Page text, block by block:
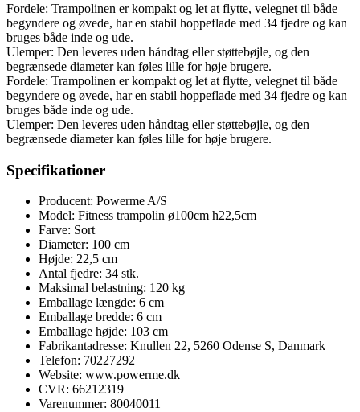
Fordele: Trampolinen er kompakt og let at flytte, velegnet til både
begyndere og øvede, har en stabil hoppeflade med 34 fjedre og kan
bruges både inde og ude.
Ulemper: Den leveres uden håndtag eller støttebøjle, og den
begrænsede diameter kan føles lille for høje brugere.
Fordele: Trampolinen er kompakt og let at flytte, velegnet til både
begyndere og øvede, har en stabil hoppeflade med 34 fjedre og kan
bruges både inde og ude.
Ulemper: Den leveres uden håndtag eller støttebøjle, og den
begrænsede diameter kan føles lille for høje brugere.
Specifikationer
Producent: Powerme A/S
Model: Fitness trampolin ø100cm h22,5cm
Farve: Sort
Diameter: 100 cm
Højde: 22,5 cm
Antal fjedre: 34 stk.
Maksimal belastning: 120 kg
Emballage længde: 6 cm
Emballage bredde: 6 cm
Emballage højde: 103 cm
Fabrikantadresse: Knullen 22, 5260 Odense S, Danmark
Telefon: 70227292
Website: www.powerme.dk
CVR: 66212319
Varenummer: 80040011